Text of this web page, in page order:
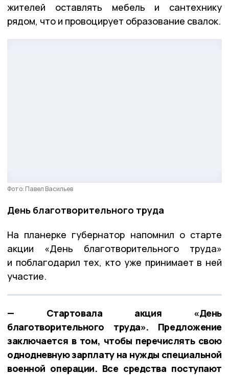
жителей оставлять мебель и сантехнику
рядом, что и провоцирует образование свалок.
Фото: Павел Васильев
День благотворительного труда
На планерке губернатор напомнил о старте
акции «День благотворительного труда»
и поблагодарил тех, кто уже принимает в ней
участие.
— Стартовала акция «День
благотворительного труда». Предложение
заключается в том, чтобы перечислять свою
однодневную зарплату на нужды специальной
военной операции. Все средства поступают